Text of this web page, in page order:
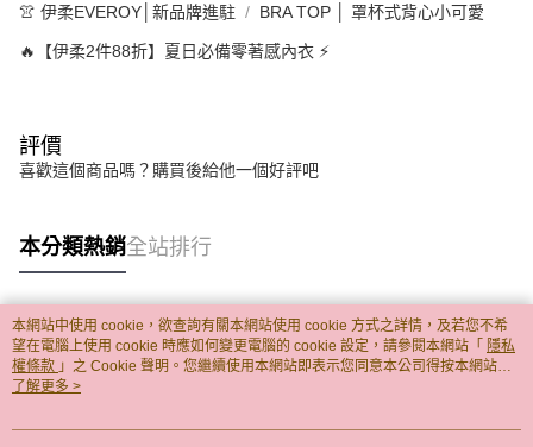
👚 伊柔EVEROY│新品牌進駐 BRA TOP │ 罩杯式背心小可愛
🔥【伊柔2件88折】夏日必備零著感內衣 ⚡
評價
喜歡這個商品嗎？購買後給他一個好評吧
本分類熱銷全站排行
熱門標籤
本網站中使用 cookie，欲查詢有關本網站使用 cookie 方式之詳情，及若您不希
望在電腦上使用 cookie 時應如何變更電腦的 cookie 設定，請參閱本網站「 隱私
權條款 」之 Cookie 聲明。您繼續使用本網站即表示您同意本公司得按本網站使
用條款之 Cookie 聲明使用 cookie。
了解更多 >